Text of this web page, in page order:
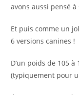
avons aussi pensé
Et puis comme un
6 versions canines !
D’un poids de 105
(typiquement pour